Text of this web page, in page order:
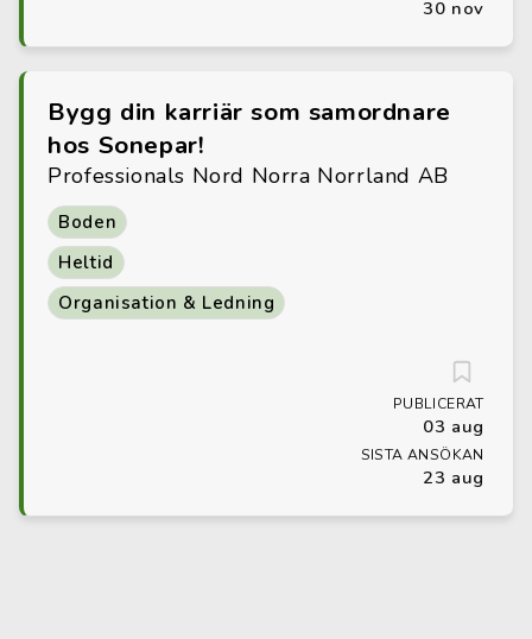
30 nov
Bygg din karriär som samordnare
hos Sonepar!
Professionals Nord Norra Norrland AB
Boden
Heltid
Organisation & Ledning
PUBLICERAT
03 aug
SISTA ANSÖKAN
23 aug